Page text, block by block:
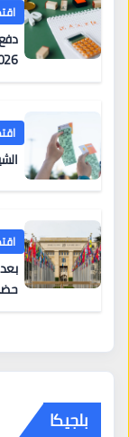
2026
بلجيكا